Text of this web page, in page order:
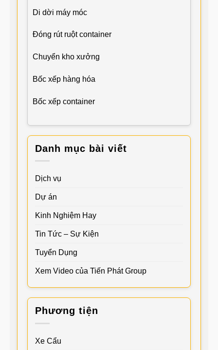
Di dời máy móc
Đóng rút ruột container
Chuyển kho xưởng
Bốc xếp hàng hóa
Bốc xếp container
Danh mục bài viết
Dịch vụ
Dự án
Kinh Nghiệm Hay
Tin Tức – Sự Kiện
Tuyển Dụng
Xem Video của Tiến Phát Group
Phương tiện
Xe Cẩu